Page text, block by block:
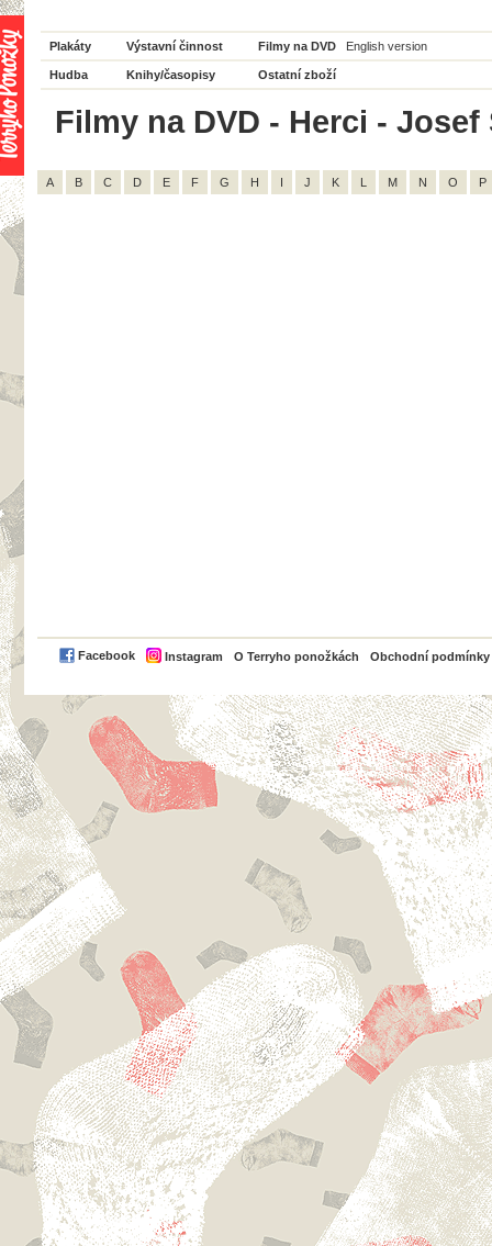
Plakáty Výstavní činnost Filmy na DVD English version
Hudba Knihy/časopisy Ostatní zboží
Filmy na DVD - Herci -
A B C D E F G H I J K L M N O P
Facebook Instagram O Terryho ponožkách Obchodní podmínky
PayPal